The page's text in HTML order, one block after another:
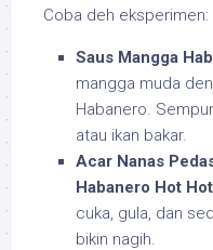
Coba deh eksperimen:
Saus Mangga
mangga muda
Habanero.
atau ikan bakar.
Acar Nanas
Habanero Hot
cuka, gula, dan
bikin nagih.